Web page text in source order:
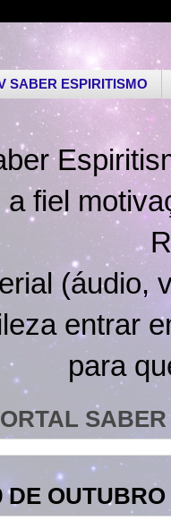
SABER ESPIRITISMO
fiel
(áudio,
entrar
para
OUTUBRO